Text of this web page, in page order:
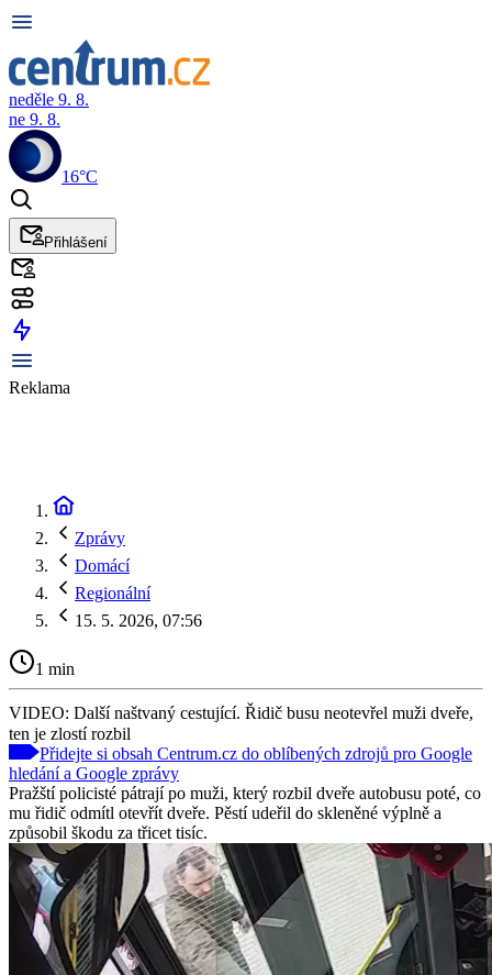
neděle 9. 8.
ne 9. 8.
16°C
Přihlášení
Reklama
Zprávy
Domácí
Regionální
15. 5. 2026, 07:56
1 min
VIDEO: Další naštvaný cestující. Řidič busu neotevřel muži dveře,
ten je zlostí rozbil
Přidejte si obsah Centrum.cz do oblíbených zdrojů pro Google
hledání a Google zprávy
Pražští policisté pátrají po muži, který rozbil dveře autobusu poté, co
mu řidič odmítl otevřít dveře. Pěstí udeřil do skleněné výplně a
způsobil škodu za třicet tisíc.